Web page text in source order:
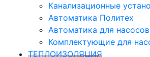
Канализационные
Автоматика Политех
Автоматика для насосов
Комплектующие для
ТЕПЛОИЗОЛЯЦИЯ